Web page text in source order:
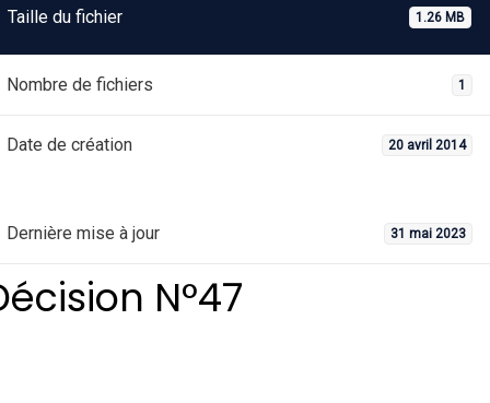
Taille du fichier 1.26 MB
Nombre de fichiers 1
Date de création 20 avril 2014
Dernière mise à jour 31 mai 2023
N°47